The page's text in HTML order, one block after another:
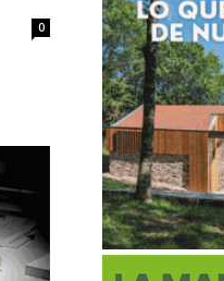
0